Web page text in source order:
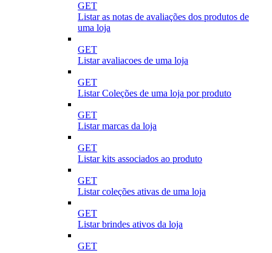
GET
Listar as notas de avaliações dos produtos de
uma loja
GET
Listar avaliacoes de uma loja
GET
Listar Coleções de uma loja por produto
GET
Listar marcas da loja
GET
Listar kits associados ao produto
GET
Listar coleções ativas de uma loja
GET
Listar brindes ativos da loja
GET